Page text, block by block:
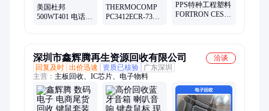
美国杜邦
500WT401 电话键
THERMOCOMP
PC3412ECR-739
PPS特种工程塑料
FORTRON CES50
深圳市鑫辉腾再生资源回收有限公司
洽谈
回复及时 出价迅速 资质已核验
广东深圳
主营： 主板回收、IC芯片、电子物料